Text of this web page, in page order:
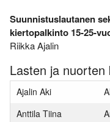
Suunnistuslautanen
kiertopalkinto 15-25-
Riikka Ajalin
Lasten ja nuorten
Ajalin Aki
Anttila Tiina